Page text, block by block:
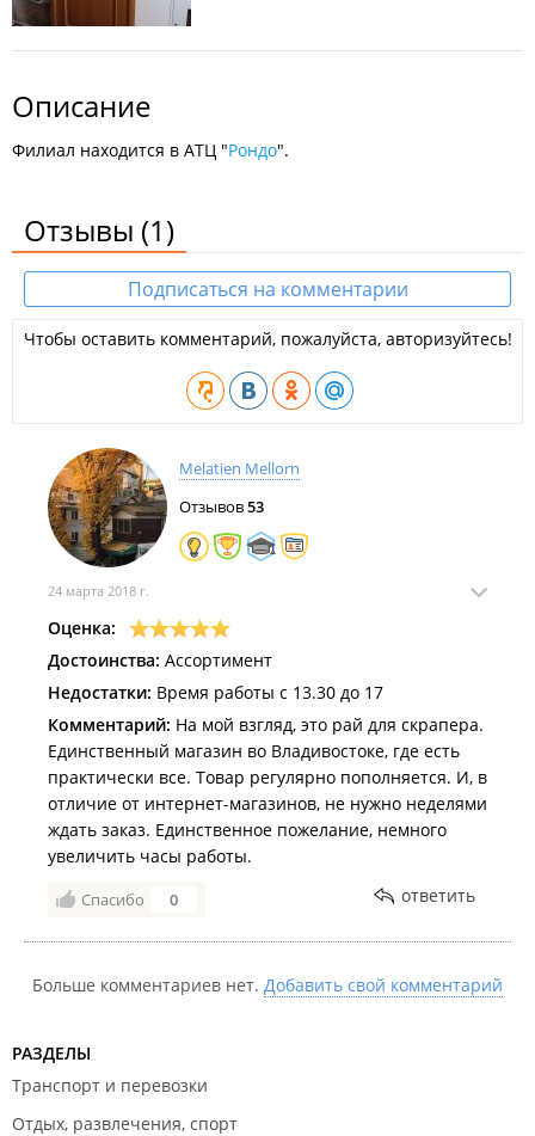
Описание
Филиал находится в АТЦ "Рондо".
Отзывы (1)
Подписаться на комментарии
Чтобы оставить комментарий, пожалуйста, авторизуйтесь!
Melatien Mellorn
Отзывов53
24 марта 2018 г.
Оценка:
Достоинства: Ассортимент
Недостатки: Время работы с 13.30 до 17
Комментарий: На мой взгляд, это рай для скрапера.
Единственный магазин во Владивостоке, где есть
практически все. Товар регулярно пополняется. И, в
отличие от интернет-магазинов, не нужно неделями
ждать заказ. Единственное пожелание, немного
увеличить часы работы.
Спасибо 0 ответить
Больше комментариев нет. Добавить свой комментарий
РАЗДЕЛЫ
Транспорт и перевозки
Отдых, развлечения, спорт